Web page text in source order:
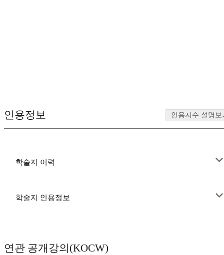
인용정보 인용지수 설명보
학술지 이력
학술지 인용정보
연관 공개강의(KOCW)